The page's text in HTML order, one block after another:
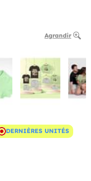
Agrandir
DERNIÈRES UNITÉS